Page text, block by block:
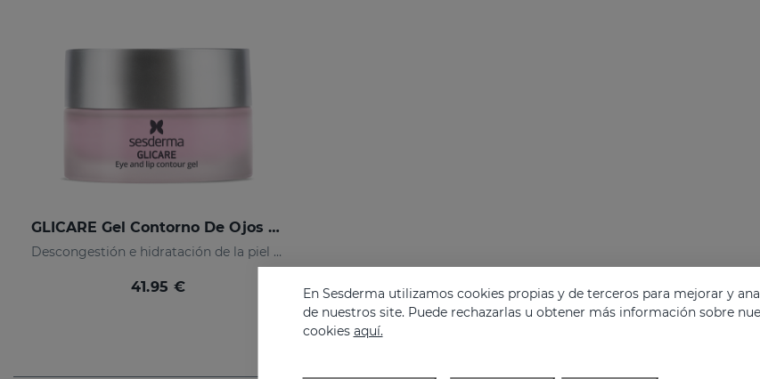
GLICARE Gel Contorno De Ojos Y Labios
Descongestión e hidratación de la piel del contorno de los ojos y los labios
41.95 €
En Sesderma utilizamos cookies propias y de terceros para mejorar y
de nuestros site. Puede rechazarlas u obtener más información sobre
cookies aquí.